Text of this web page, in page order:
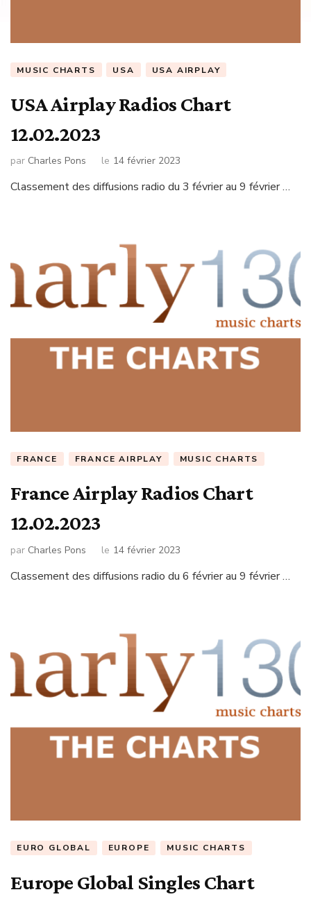
MUSIC CHARTS USA USA AIRPLAY
USA Airplay Radios Chart
12.02.2023
par Charles Pons le 14 février 2023
Classement des diffusions radio du 3 février au 9 février …
FRANCE FRANCE AIRPLAY MUSIC CHARTS
France Airplay Radios Chart
12.02.2023
par Charles Pons le 14 février 2023
Classement des diffusions radio du 6 février au 9 février …
EURO GLOBAL EUROPE MUSIC CHARTS
Europe Global Singles Chart